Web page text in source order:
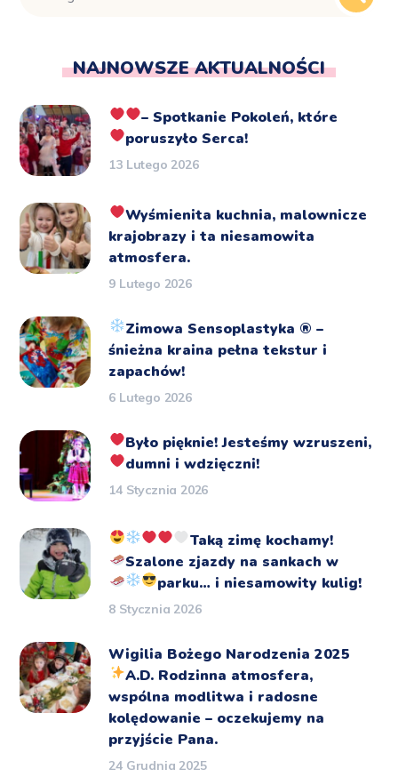
NAJNOWSZE AKTUALNOŚCI
– Spotkanie Pokoleń, które
poruszyło Serca!
13 Lutego 2026
Wyśmienita kuchnia, malownicze
krajobrazy i ta niesamowita
atmosfera.
9 Lutego 2026
Zimowa Sensoplastyka ®️ –
śnieżna kraina pełna tekstur i
zapachów!
6 Lutego 2026
Było pięknie!Jesteśmy wzruszeni,
dumni i wdzięczni!
14 Stycznia 2026
Taką zimę kochamy!
Szalone zjazdy na sankach w
parku… i niesamowity kulig!
8 Stycznia 2026
Wigilia Bożego Narodzenia 2025
A.D. Rodzinna atmosfera,
wspólna modlitwa i radosne
kolędowanie – oczekujemy na
przyjście Pana.
24 Grudnia 2025